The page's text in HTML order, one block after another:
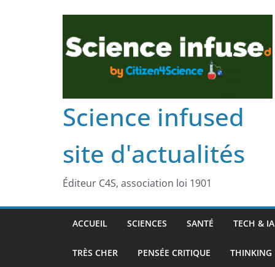
Science infused
site d'actualités
Éditeur C4S, association loi 1901
ACCUEIL SCIENCES SANTÉ TECH & IA
TRÈS CHER PENSÉE CRITIQUE THINKING